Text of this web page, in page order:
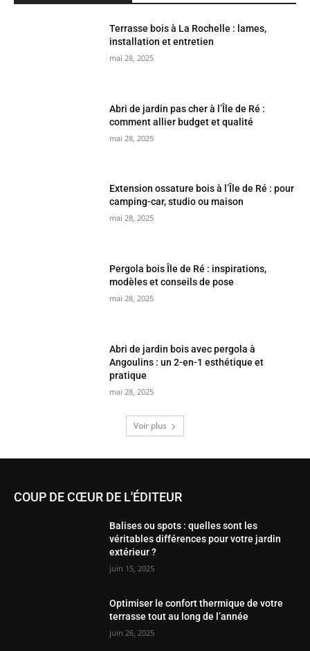
Terrasse bois à La Rochelle : lames,
installation et entretien
mai 28, 2025
Abri de jardin pas cher à l’Île de Ré :
comment allier budget et qualité
mai 28, 2025
Extension ossature bois à l’Île de Ré : pour
camping-car, studio ou maison
mai 28, 2025
Pergola bois Île de Ré : inspirations,
modèles et conseils de pose
mai 28, 2025
Abri de jardin bois avec pergola à
Angoulins : un 2-en-1 esthétique et
pratique
mai 28, 2025
Voir plus
COUP DE CŒUR DE L'ÉDITEUR
Balises ou spots : quelles sont les
véritables différences pour votre jardin
extérieur ?
juin 15, 2025
Optimiser le confort thermique de votre
terrasse tout au long de l’année
juin 26, 2025